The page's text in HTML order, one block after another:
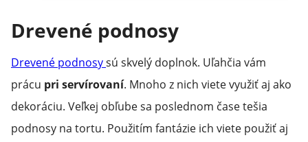
Drevené podnosy
Drevené podnosysú skvelý doplnok. Uľahčia vám
prácu pri servírovaní. Mnoho z nich viete využiť aj ako
dekoráciu. Veľkej obľube sa poslednom čase tešia
podnosy na tortu. Použitím fantázie ich viete použiť aj